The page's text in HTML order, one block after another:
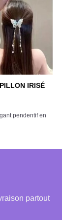
IRISÉ
pendentif en
partout